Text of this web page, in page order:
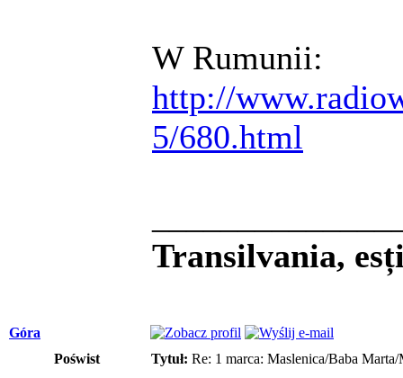
W Rumunii:
http://
5/680.html
Transilvania,
Góra
Poświst
Tytuł: Re: 1 marca: Maslenica/Baba